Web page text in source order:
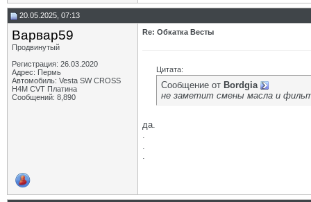
20.05.2025, 07:13
Варвар59
Продвинутый
Регистрация: 26.03.2020
Адрес: Пермь
Автомобиль: Vesta SW CROSS
H4M CVT Платина
Сообщений: 8,890
Re: Обкатка Весты
Цитата:
Сообщение от Bordgia
не заметит смены масла и
да.
.
.
.